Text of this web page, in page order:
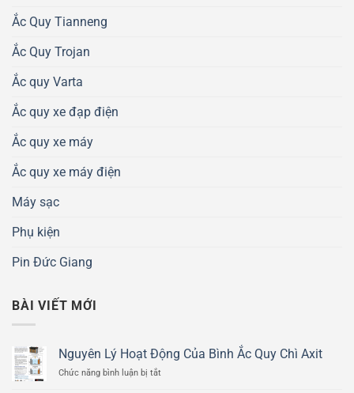
Ắc Quy Tianneng
Ắc Quy Trojan
Ắc quy Varta
Ắc quy xe đạp điện
Ắc quy xe máy
Ắc quy xe máy điện
Máy sạc
Phụ kiện
Pin Đức Giang
BÀI VIẾT MỚI
Nguyên Lý Hoạt Động Của Bình Ắc Quy Chì Axit
Chức năng bình luận bị tắt